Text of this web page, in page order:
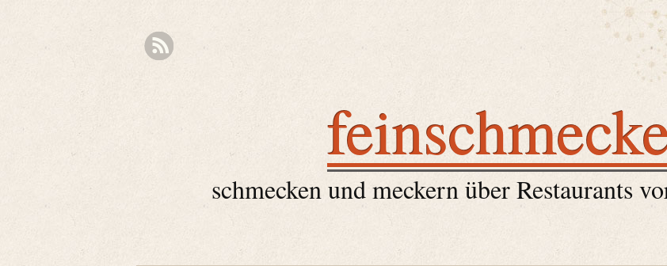
schmecken und meckern über Restaurants